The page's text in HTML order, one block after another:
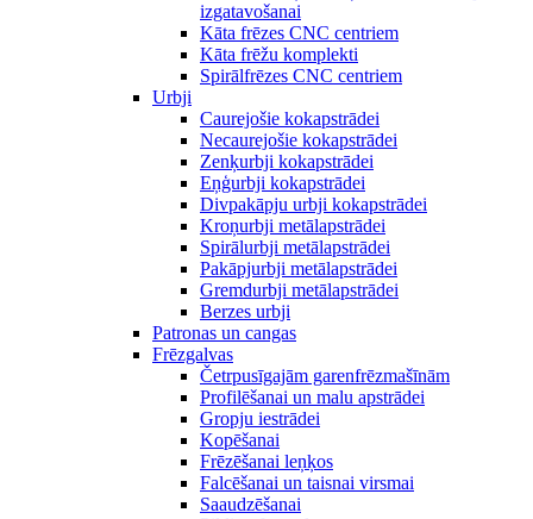
izgatavošanai
Kāta frēzes CNC centriem
Kāta frēžu komplekti
Spirālfrēzes CNC centriem
Urbji
Caurejošie kokapstrādei
Necaurejošie kokapstrādei
Zenķurbji kokapstrādei
Eņģurbji kokapstrādei
Divpakāpju urbji kokapstrādei
Kroņurbji metālapstrādei
Spirālurbji metālapstrādei
Pakāpjurbji metālapstrādei
Gremdurbji metālapstrādei
Berzes urbji
Patronas un cangas
Frēzgalvas
Četrpusīgajām garenfrēzmašīnām
Profilēšanai un malu apstrādei
Gropju iestrādei
Kopēšanai
Frēzēšanai leņķos
Falcēšanai un taisnai virsmai
Saaudzēšanai